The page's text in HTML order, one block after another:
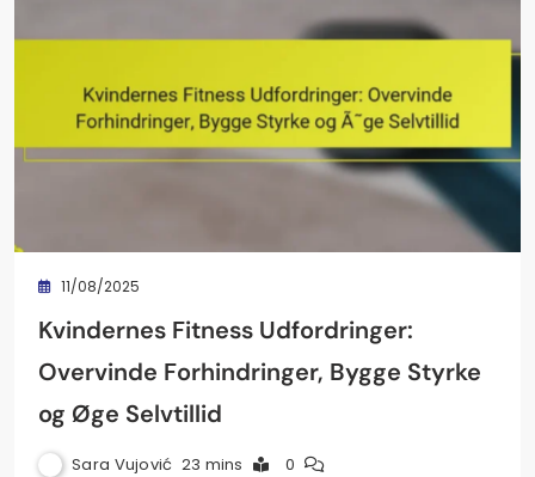
11/08/2025
Kvindernes Fitness Udfordringer:
Overvinde Forhindringer, Bygge Styrke
og Øge Selvtillid
Sara Vujović 23 mins 0